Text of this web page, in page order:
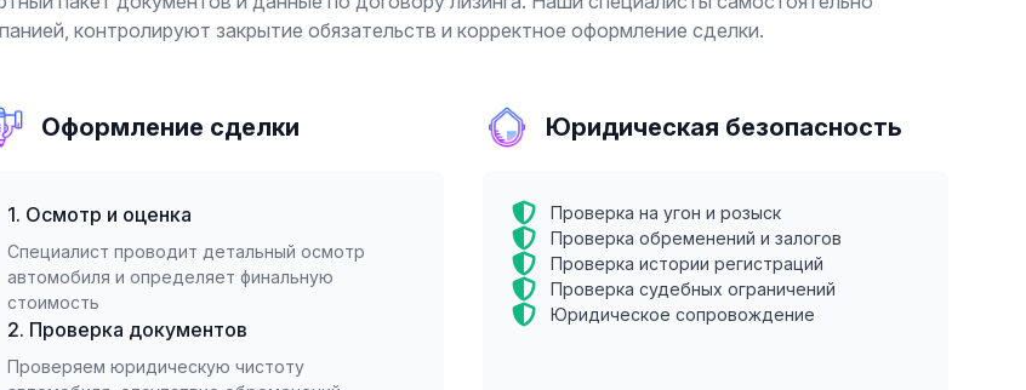
контролируют закрытие обязательств и корректное оформление сделки.
Оформление сделки
1. Осмотр и оценка
Специалист проводит детальный осмотр
автомобиля и определяет финальную
стоимость
2. Проверка документов
Проверяем юридическую чистоту
Юридическая безопасность
Проверка на угон и розыск
Проверка обременений и залогов
Проверка истории регистраций
Проверка судебных ограничений
Юридическое сопровождение